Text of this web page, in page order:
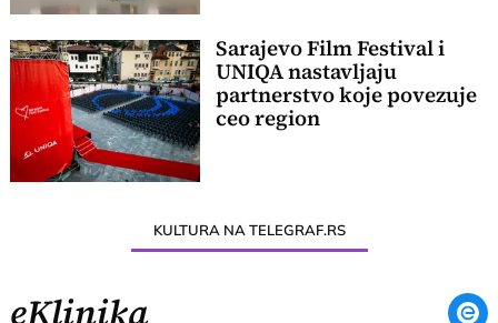
Sarajevo Film Festival i
UNIQA nastavljaju
partnerstvo koje povezuje
ceo region
KULTURA NA TELEGRAF.RS
eKlinika